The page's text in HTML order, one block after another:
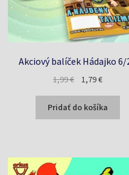
Akciový balíček Hádajko 6/
1,99€
Pôvodná
bola:
1,99 €.
1,79€Aktuálna
je:
1,79 €.
Pridať do košíka